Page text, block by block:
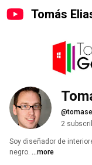
Tomás
2
Soy diseñador de
negro. ...more